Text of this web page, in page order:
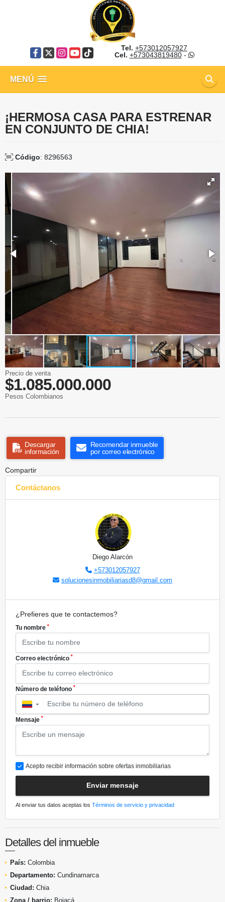
Facebook
X Instagram
YouTube
TikTok
Tel. +573012057927
Cel. +573043819480-
MENÚ
¡HERMOSA CASA PARA ESTRENAR
EN CONJUNTO DE CHIA!
Código: 8296563
Precio de venta
$1.085.000.000
Pesos Colombianos
Descargar
información
Recomendar inmueble
por correo electrónico
Compartir
Contáctanos
Diego Alarcón
+573012057927
solucionesinmobiliariasd8@gmail.com
¿Prefieres que te contactemos?
Tu nombre *
Correo electrónico *
Número de teléfono *
▼
Mensaje *
Acepto recibir información sobre ofertas inmobiliarias
Enviar mensaje
Al enviar tus datos aceptas los Términos de servicio y privacidad
Detalles del inmueble
País: Colombia
Departamento: Cundinamarca
Ciudad: Chia
Zona / barrio: Bojacá